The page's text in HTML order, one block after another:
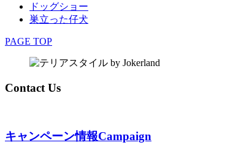
ドッグショー
巣立った仔犬
PAGE TOP
Contact Us
キャンペーン情報Campaign